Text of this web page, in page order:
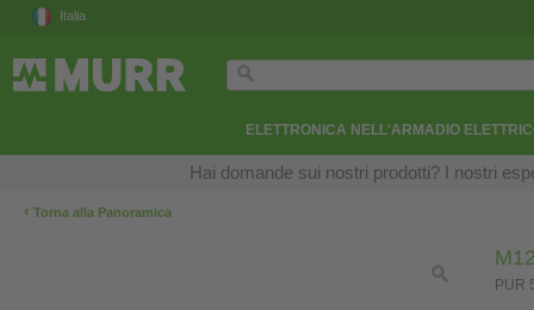
Italia
ELETTRONICA NELL'ARMADIO
Hai domande sui nostri prodotti? I nostri
‹ Torna alla Panoramica
PUR